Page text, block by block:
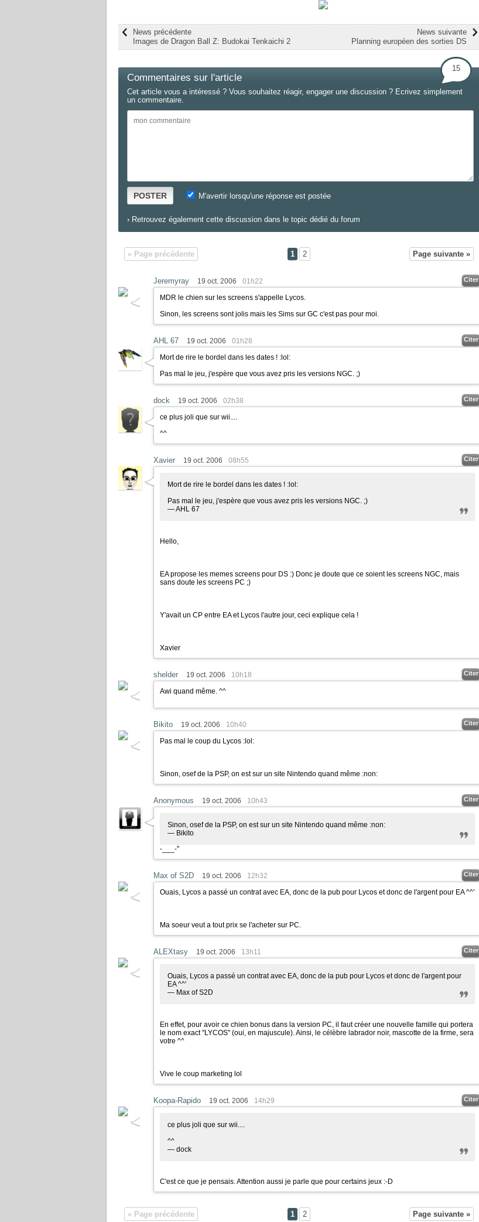
News suivante
Planning européen des sorties DS
News précédente
Images de Dragon Ball Z: Budokai Tenkaichi 2
Commentaires sur l'article
15
Cet article vous a intéressé ? Vous souhaitez réagir, engager une discussion ? Ecrivez simplement
un commentaire.
POSTER M'avertir lorsqu'une réponse est postée
› Retrouvez également cette discussion dans le topic dédié du forum
« Page précédente 1 2 Page suivante »
Jeremyray 19 oct. 2006 01h22 Citer
MDR le chien sur les screens s'appelle Lycos.
Sinon, les screens sont jolis mais les Sims sur GC c'est pas pour moi.
AHL 67 19 oct. 2006 01h28 Citer
Mort de rire le bordel dans les dates ! :lol:
Pas mal le jeu, j'espère que vous avez pris les versions NGC. ;)
dock 19 oct. 2006 02h38 Citer
ce plus joli que sur wii....
^^
Xavier 19 oct. 2006 08h55 Citer
Mort de rire le bordel dans les dates ! :lol:
Pas mal le jeu, j'espère que vous avez pris les versions NGC. ;)
— AHL 67
Hello,
EA propose les memes screens pour DS :) Donc je doute que ce soient les screens NGC, mais
sans doute les screens PC ;)
Y'avait un CP entre EA et Lycos l'autre jour, ceci explique cela !
Xavier
shelder 19 oct. 2006 10h18 Citer
Awi quand même. ^^
Bikito 19 oct. 2006 10h40 Citer
Pas mal le coup du Lycos :lol:
Sinon, osef de la PSP, on est sur un site Nintendo quand même :non:
Anonymous 19 oct. 2006 10h43 Citer
Sinon, osef de la PSP, on est sur un site Nintendo quand même :non:
— Bikito
-___-"
Max of S2D 19 oct. 2006 12h32 Citer
Ouais, Lycos a passé un contrat avec EA, donc de la pub pour Lycos et donc de l'argent pour EA ^^'
Ma soeur veut a tout prix se l'acheter sur PC.
ALEXtasy 19 oct. 2006 13h11 Citer
Ouais, Lycos a passé un contrat avec EA, donc de la pub pour Lycos et donc de l'argent pour
EA ^^'
— Max of S2D
En effet, pour avoir ce chien bonus dans la version PC, il faut créer une nouvelle famille qui portera
le nom exact "LYCOS" (oui, en majuscule). Ainsi, le célèbre labrador noir, mascotte de la firme, sera
votre ^^
Vive le coup marketing lol
Koopa-Rapido 19 oct. 2006 14h29 Citer
ce plus joli que sur wii....
^^
— dock
C'est ce que je pensais. Attention aussi je parle que pour certains jeux :-D
« Page précédente 1 2 Page suivante »